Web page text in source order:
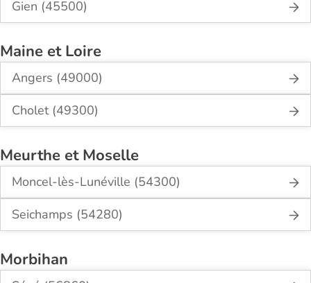
Gien (45500)
Maine et Loire
Angers (49000)
Cholet (49300)
Meurthe et Moselle
Moncel-lès-Lunéville (54300)
Seichamps (54280)
Morbihan